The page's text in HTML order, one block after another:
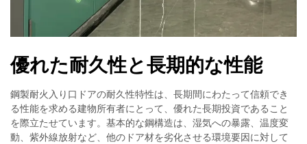
優れた耐久性と長期的な性能
鋼製耐火入り口ドアの耐久性特性は、長期間にわたって信頼でき
る性能を求める建物所有者にとって、優れた長期投資であること
を際立たせています。基本的な鋼構造は、湿気への暴露、温度変
動、紫外線放射など、他のドア材を劣化させる環境要因に対して